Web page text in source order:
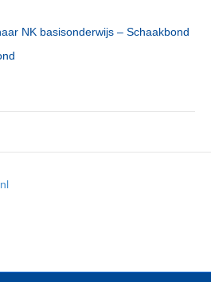
NK basisonderwijs – Schaakbond